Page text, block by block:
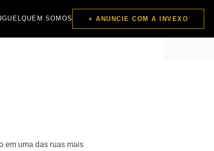
QUEM SOMOS + ANUNCIE COM A INVEXO
em uma das ruas mais